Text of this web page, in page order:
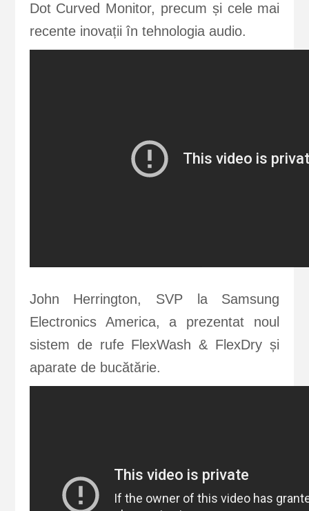
Dot Curved Monitor, precum și cele mai
recente inovații în tehnologia audio.
John Herrington, SVP la Samsung
Electronics America, a prezentat noul
sistem de rufe FlexWash & FlexDry și
aparate de bucătărie.